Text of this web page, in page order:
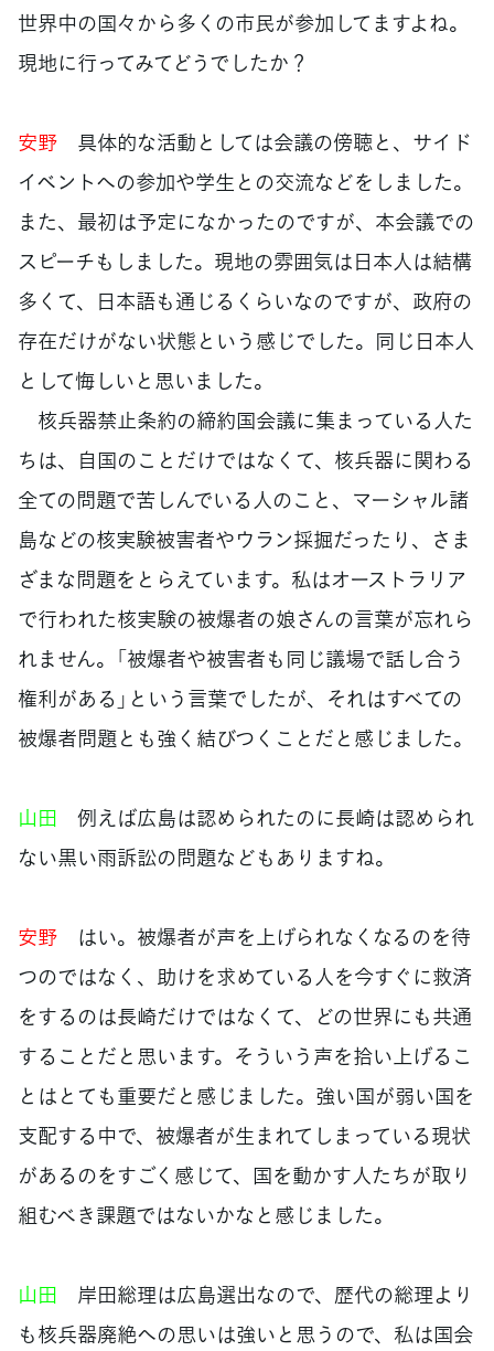
世界中の国々から多くの市民が参加してますよね。
現地に行ってみてどうでしたか？
安野 具体的な活動としては会議の傍聴と、サイド
イベントへの参加や学生との交流などをしました。
また、最初は予定になかったのですが、本会議での
スピーチもしました。現地の雰囲気は日本人は結構
多くて、日本語も通じるくらいなのですが、政府の
存在だけがない状態という感じでした。同じ日本人
として悔しいと思いました。
核兵器禁止条約の締約国会議に集まっている人た
ちは、自国のことだけではなくて、核兵器に関わる
全ての問題で苦しんでいる人のこと、マーシャル諸
島などの核実験被害者やウラン採掘だったり、さま
ざまな問題をとらえています。私はオーストラリア
で行われた核実験の被爆者の娘さんの言葉が忘れら
れません。「被爆者や被害者も同じ議場で話し合う
権利がある」という言葉でしたが、それはすべての
被爆者問題とも強く結びつくことだと感じました。
山田 例えば広島は認められたのに長崎は認められ
ない黒い雨訴訟の問題などもありますね。
安野 はい。被爆者が声を上げられなくなるのを待
つのではなく、助けを求めている人を今すぐに救済
をするのは長崎だけではなくて、どの世界にも共通
することだと思います。そういう声を拾い上げるこ
とはとても重要だと感じました。強い国が弱い国を
支配する中で、被爆者が生まれてしまっている現状
があるのをすごく感じて、国を動かす人たちが取り
組むべき課題ではないかなと感じました。
山田 岸田総理は広島選出なので、歴代の総理より
も核兵器廃絶への思いは強いと思うので、私は国会